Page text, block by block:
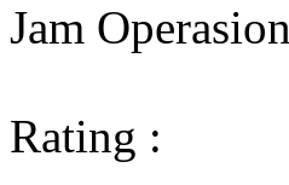
Jam
Rating :